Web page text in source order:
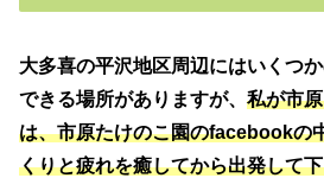
大多喜の平沢地区周辺にはいくつ
できる場所がありますが、 私が市
は、市原たけのこ園のfacebookの
くりと疲れを癒してから出発して